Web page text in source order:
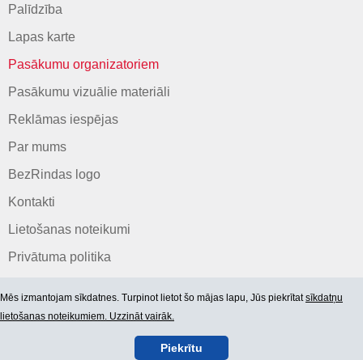
Palīdzība
Lapas karte
Pasākumu organizatoriem
Pasākumu vizuālie materiāli
Reklāmas iespējas
Par mums
BezRindas logo
Kontakti
Lietošanas noteikumi
Privātuma politika
Mēs izmantojam sīkdatnes. Turpinot lietot šo mājas lapu, Jūs piekrītatsīkdatņu
lietošanas noteikumiem. Uzzināt vairāk.
Piekrītu